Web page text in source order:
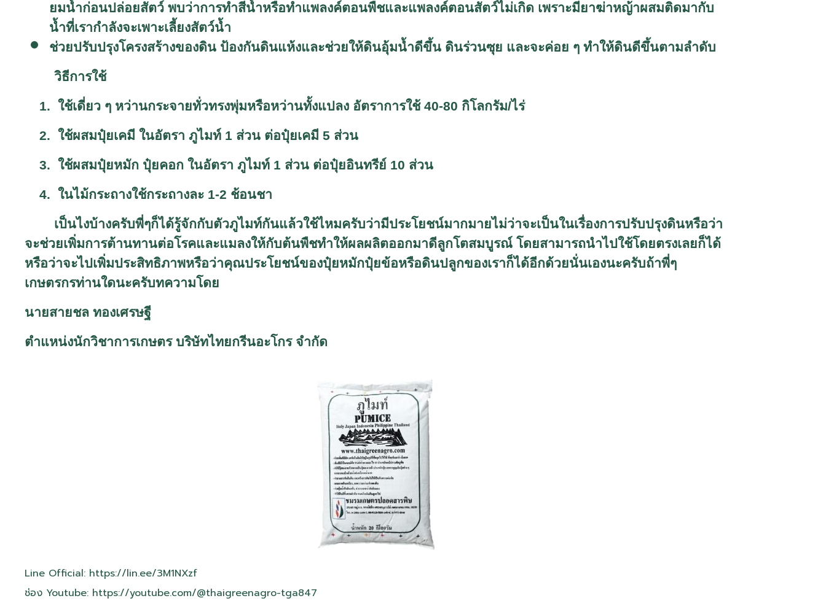
ยมน้ำก่อนปล่อยสัตว์ พบว่าการทำสีน้ำหรือทำแพลงค์ตอนพืชและแพลงค์ตอนสัตว์ไม่เกิด เพราะมียาฆ่าหญ้าผสมติดมากับ
น้ำที่เรากำลังจะเพาะเลี้ยงสัตว์น้ำ
ช่วยปรับปรุงโครงสร้างของดิน ป้องกันดินแห้งและช่วยให้ดินอุ้มน้ำดีขึ้น ดินร่วนซุย และจะค่อย ๆ ทำให้ดินดีขึ้นตามลำดับ
วิธีการใช้
1. ใช้เดี่ยว ๆ หว่านกระจายทั่วทรงพุ่มหรือหว่านทั้งแปลง อัตราการใช้ 40-80 กิโลกรัม/ไร่
2. ใช้ผสมปุ๋ยเคมี ในอัตรา ภูไมท์ 1 ส่วน ต่อปุ๋ยเคมี 5 ส่วน
3. ใช้ผสมปุ๋ยหมัก ปุ๋ยคอก ในอัตรา ภูไมท์ 1 ส่วน ต่อปุ๋ยอินทรีย์ 10 ส่วน
4. ในไม้กระถางใช้กระถางละ 1-2 ช้อนชา
เป็นไงบ้างครับพี่ๆก็ได้รู้จักกับตัวภูไมท์กันแล้วใช้ไหมครับว่ามีประโยชน์มากมายไม่ว่าจะเป็นในเรื่องการปรับปรุงดินหรือว่า
จะช่วยเพิ่มการต้านทานต่อโรคและแมลงให้กับต้นพืชทำให้ผลผลิตออกมาดีลูกโตสมบูรณ์ โดยสามารถนำไปใช้โดยตรงเลยก็ได้
หรือว่าจะไปเพิ่มประสิทธิภาพหรือว่าคุณประโยชน์ของปุ๋ยหมักปุ๋ยข้อหรือดินปลูกของเราก็ได้อีกด้วยนั่นเองนะครับถ้าพี่ๆ
เกษตรกรท่านใดนะครับทความโดย
นายสายชล ทองเศรษฐี
ตำแหน่งนักวิชาการเกษตร บริษัทไทยกรีนอะโกร จำกัด
Line Official: https://lin.ee/3M1NXzf
ช่อง Youtube: https://youtube.com/@thaigreenagro-tga847